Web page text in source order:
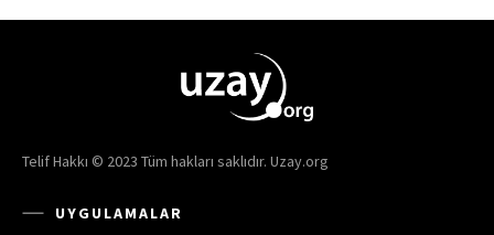
Telif Hakkı © 2023 Tüm hakları saklıdır. Uzay.org
UYGULAMALAR